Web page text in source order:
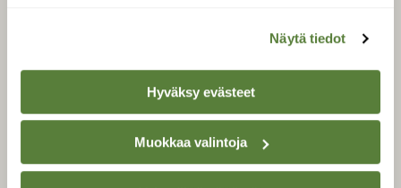
Näytä tiedot
Hyväksy evästeet
Muokkaa valintoja
Tilaa uutiskirje
SUOMEN LUONNON­
SUOJELU­LIITTO